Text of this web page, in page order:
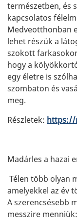
természetben, és
kapcsolatos
Medveotthonban
lehet részük a
szokott
hogy a
egy életre is
szombaton és
meg.
Részletek: https://
Madárles a hazai
Télen több olyan
amelyekkel az év
A szerencsésebb
messzire